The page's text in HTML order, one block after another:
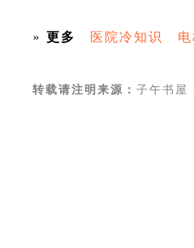
» 更多 医院冷知识
转载请注明来源： 子午书